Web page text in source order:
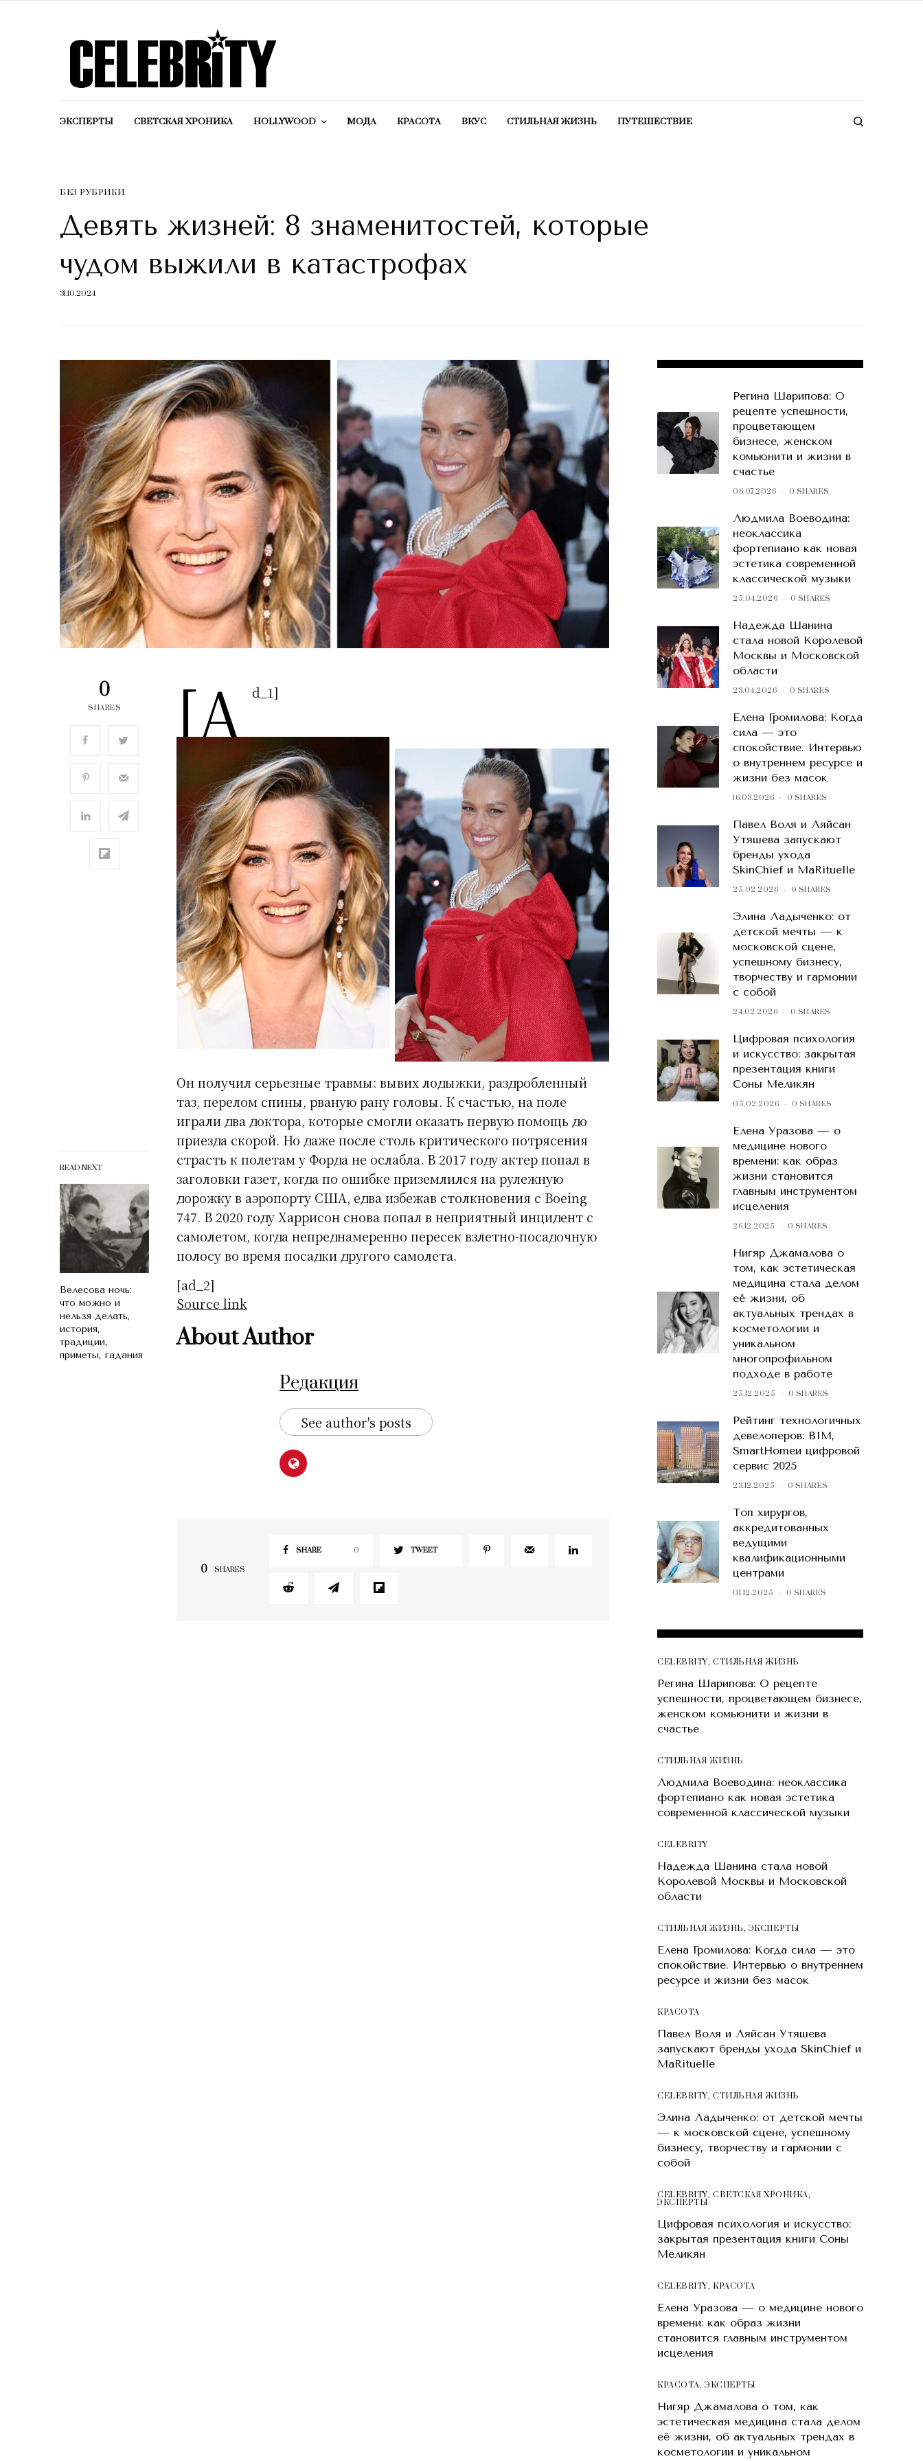
ЭКСПЕРТЫ СВЕТСКАЯ ХРОНИКА HOLLYWOOD МОДА КРАСОТA ВКУС СТИЛЬНАЯ ЖИЗНЬ ПУТЕШЕСТВИЕ
БЕЗ РУБРИКИ
Девять жизней: 8 знаменитостей, которые
чудом выжили в катастрофах
31.10.2024
0
SHARES
READ NEXT
Велесова ночь:
что можно и
нельзя делать,
история,
традиции,
приметы, гадания
[a d_1]
Он получил серьезные травмы: вывих лодыжки, раздробленный
таз, перелом спины, рваную рану головы. К счастью, на поле
играли два доктора, которые смогли оказать первую помощь до
приезда скорой. Но даже после столь критического потрясения
страсть к полетам у Форда не ослабла. В 2017 году актер попал в
заголовки газет, когда по ошибке приземлился на рулежную
дорожку в аэропорту США, едва избежав столкновения с Boeing
747. В 2020 году Харрисон снова попал в неприятный инцидент с
самолетом, когда непреднамеренно пересек взлетно-посадочную
полосу во время посадки другого самолета.
[ad_2]
Source link
About Author
Редакция
See author's posts
0 SHARES
SHARE 0 TWEET
Регина Шарипова: О
рецепте успешности,
процветающем
бизнесе, женском
комьюнити и жизни в
счастье
06.07.2026 0 SHARES
Людмила Воеводина:
неоклассика
фортепиано как новая
эстетика современной
классической музыки
25.04.2026 0 SHARES
Надежда Шанина
стала новой Королевой
Москвы и Московской
области
23.04.2026 0 SHARES
Елена Громилова: Когда
сила — это
спокойствие. Интервью
о внутреннем ресурсе и
жизни без масок
16.03.2026 0 SHARES
Павел Воля и Ляйсан
Утяшева запускают
бренды ухода
SkinChief и MaRituelle
25.02.2026 0 SHARES
Элина Ладыченко: от
детской мечты — к
московской сцене,
успешному бизнесу,
творчеству и гармонии
с собой
24.02.2026 0 SHARES
Цифровая психология
и искусство: закрытая
презентация книги
Соны Меликян
05.02.2026 0 SHARES
Елена Уразова — о
медицине нового
времени: как образ
жизни становится
главным инструментом
исцеления
26.12.2025 0 SHARES
Нигяр Джамалова о
том, как эстетическая
медицина стала делом
её жизни, об
актуальных трендах в
косметологии и
уникальном
многопрофильном
подходе в работе
25.12.2025 0 SHARES
Рейтинг технологичных
девелоперов: BIM,
SmartHomeи цифровой
сервис 2025
23.12.2025 0 SHARES
Топ хирургов,
аккредитованных
ведущими
квалификационными
центрами
01.12.2025 0 SHARES
CELEBRITY,СТИЛЬНАЯ ЖИЗНЬ
Регина Шарипова: О рецепте
успешности, процветающем бизнесе,
женском комьюнити и жизни в
счастье
СТИЛЬНАЯ ЖИЗНЬ
Людмила Воеводина: неоклассика
фортепиано как новая эстетика
современной классической музыки
CELEBRITY
Надежда Шанина стала новой
Королевой Москвы и Московской
области
СТИЛЬНАЯ ЖИЗНЬ, ЭКСПЕРТЫ
Елена Громилова: Когда сила — это
спокойствие. Интервью о внутреннем
ресурсе и жизни без масок
КРАСОТA
Павел Воля и Ляйсан Утяшева
запускают бренды ухода SkinChief и
MaRituelle
CELEBRITY,СТИЛЬНАЯ ЖИЗНЬ
Элина Ладыченко: от детской мечты
— к московской сцене, успешному
бизнесу, творчеству и гармонии с
собой
CELEBRITY,СВЕТСКАЯ ХРОНИКА,
ЭКСПЕРТЫ
Цифровая психология и искусство:
закрытая презентация книги Соны
Меликян
CELEBRITY, КРАСОТA
Елена Уразова — о медицине нового
времени: как образ жизни
становится главным инструментом
исцеления
КРАСОТA, ЭКСПЕРТЫ
Нигяр Джамалова о том, как
эстетическая медицина стала делом
её жизни, об актуальных трендах в
косметологии и уникальном